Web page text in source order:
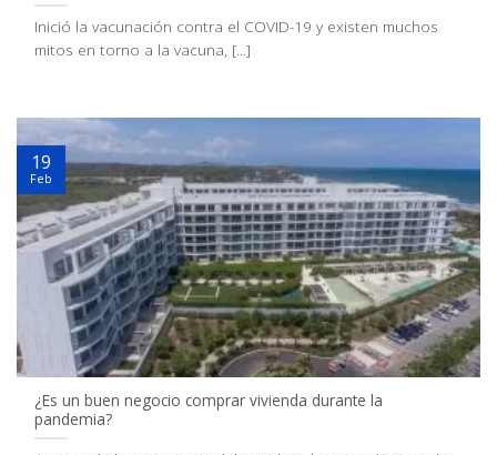
Inició la vacunación contra el COVID-19 y existen muchos
mitos en torno a la vacuna, [...]
¿Es un buen negocio comprar vivienda durante la
pandemia?
19
Feb